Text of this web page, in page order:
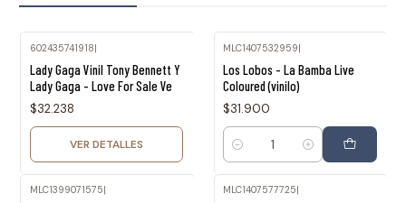
602435741918|
Lady Gaga Vinil Tony Bennett Y
Lady Gaga - Love For Sale Ve
$32.238
VER DETALLES
MLC1407532959|
Los Lobos - La Bamba Live
Coloured (vinilo)
$31.900
Cantidad
MLC1399071575 MLC1407577725